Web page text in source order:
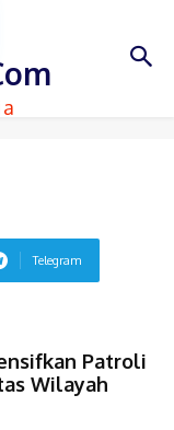
Telegram
Patroli
Wilayah